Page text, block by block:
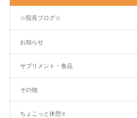
☆院長ブログ☆
お知らせ
サプリメント・食品
その他
ちょこっと休憩♬